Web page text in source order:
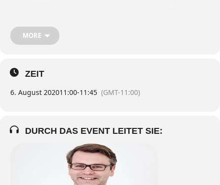
einfach und effektiv die disruptiven Strategien für die Welt von
morgen erarbeiten.
sich damit für Sie eröffnen und wie Sie damit ihr Unternehmen fit
machen können für die Herausforderungen nach der Krise!en.
MORE
ZEIT
6. August 202011:00-11:45 (GMT-11:00)
DURCH DAS EVENT LEITET SIE: